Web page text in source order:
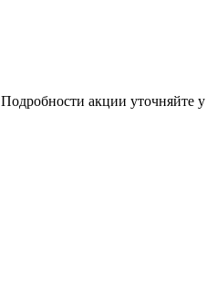
Подробности акции уточняйте у